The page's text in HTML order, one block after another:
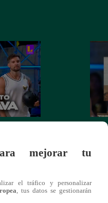
de
mejorar tu
el tráfico y personalizar
, tus datos se gestionarán